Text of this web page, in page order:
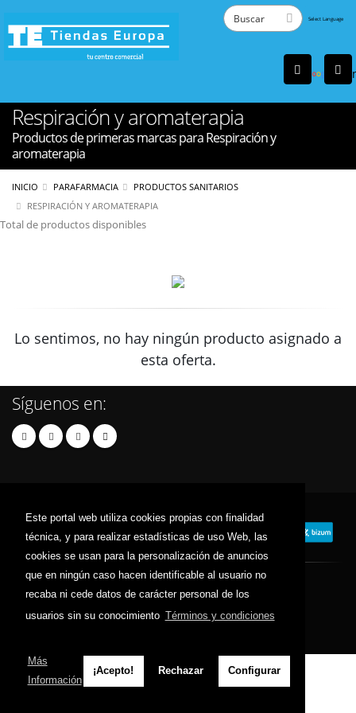
Este portal web utiliza cookies propias con finalidad
técnica, y para realizar estadísticas de uso Web, las
cookies se usan para la personalización de anuncios
que en ningún caso hacen identificable al usuario no
recaba ni cede datos de carácter personal de los
usuarios sin su conocimiento Términos y condiciones
Más
Información
¡Acepto! Rechazar Configurar
by
Respiración y aromaterapia
Productos de primeras marcas para Respiración y
aromaterapia
INICIO PARAFARMACIA
PRODUCTOS SANITARIOS
RESPIRACIÓN Y AROMATERAPIA
Total de productos disponibles
Lo sentimos, no hay ningún producto asignado a
esta oferta.
Síguenos en:
© 2025 tiendaseuropa.com - Todos los derechos reservados.
Contacto
Términos y Condiciones
Política de Privacidad